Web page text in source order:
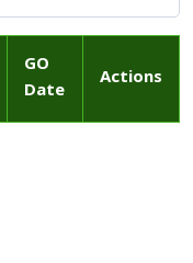
GO
Date
Actions